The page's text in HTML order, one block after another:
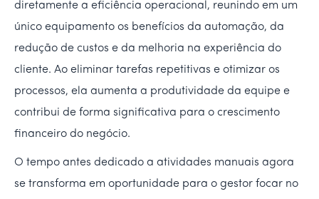
diretamente a eficiência operacional, reunindo em um
único equipamento os benefícios da automação, da
redução de custos e da melhoria na experiência do
cliente. Ao eliminar tarefas repetitivas e otimizar os
processos, ela aumenta a produtividade da equipe e
contribui de forma significativa para o crescimento
financeiro do negócio.
O tempo antes dedicado a atividades manuais agora
se transforma em oportunidade para o gestor focar no